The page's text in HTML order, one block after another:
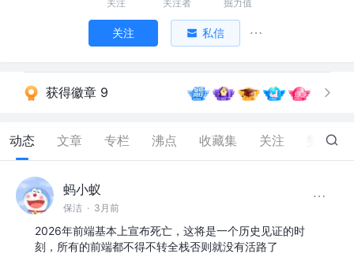
关注 关注者 掘力值
关注 私信
获得徽章 9
动态 文章 专栏 沸点 收藏集 关注 1.1K
蚂小蚁
保洁 · 3月前
2026年前端基本上宣布死亡，这将是一个历史见证的时
刻，所有的前端都不得不转全栈否则就没有活路了